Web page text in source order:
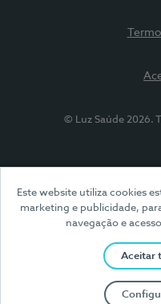
Este website utiliza cookies
marketing e publicidade,
navegação e
Aceitar
© Luz Saúde 2026.